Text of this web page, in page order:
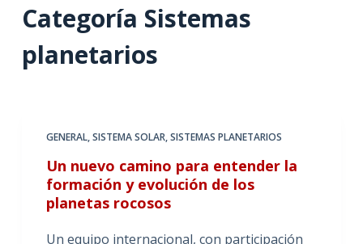
oCategoría Sistemas
planetarios
GENERAL,SISTEMA SOLAR,SISTEMAS PLANETARIOS
Un nuevo camino para entender la
formación y evolución de los
planetas rocosos
Un equipo internacional, con participación